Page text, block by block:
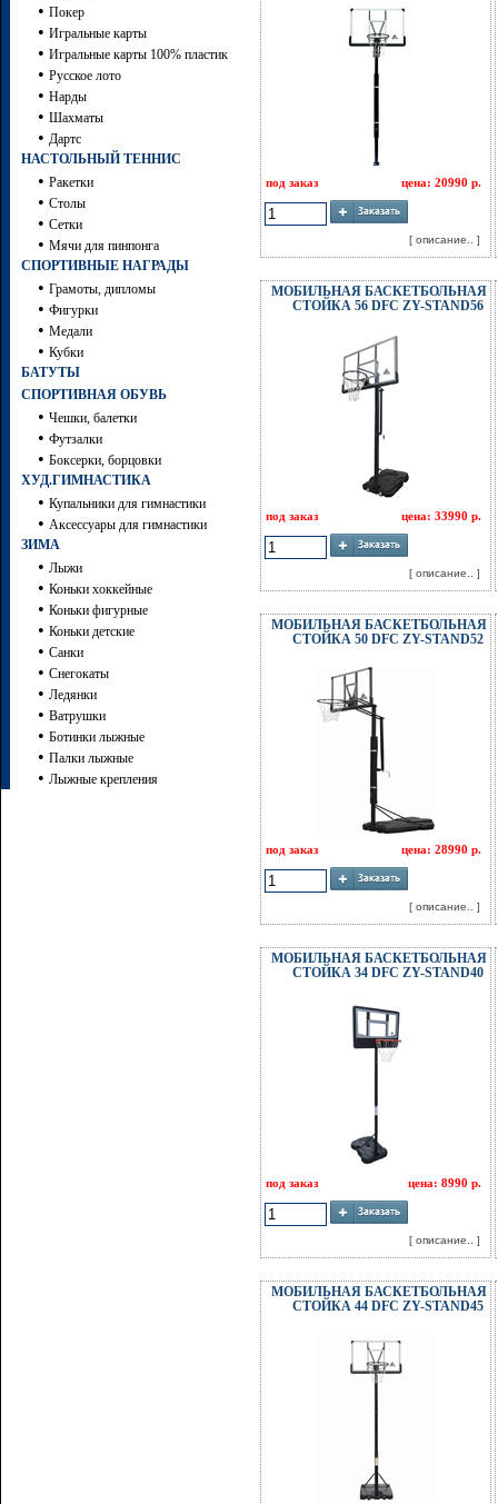
• Покер
• Игральные карты
• Игральные карты 100% пластик
• Русское лото
• Нарды
• Шахматы
• Дартc
НАСТОЛЬНЫЙ ТЕННИС
• Ракетки
• Столы
• Сетки
• Мячи для пинпонга
СПОРТИВНЫЕ НАГРАДЫ
• Грамоты, дипломы
• Фигурки
• Медали
• Кубки
БАТУТЫ
СПОРТИВНАЯ ОБУВЬ
• Чешки, балетки
• Футзалки
• Боксерки, борцовки
ХУД.ГИМНАСТИКА
• Купальники для гимнастики
• Аксессуары для гимнастики
ЗИМА
• Лыжи
• Коньки хоккейные
• Коньки фигурные
• Коньки детские
• Санки
• Снегокаты
• Ледянки
• Ватрушки
• Ботинки лыжные
• Палки лыжные
• Лыжные крепления
под заказ цена: 20990 р.
[ описание.. ]
МОБИЛЬНАЯ БАСКЕТБОЛЬНАЯ
СТОЙКА 56 DFC ZY-STAND56
под заказ цена: 33990 р.
[ описание.. ]
МОБИЛЬНАЯ БАСКЕТБОЛЬНАЯ
СТОЙКА 50 DFC ZY-STAND52
под заказ цена: 28990 р.
[ описание.. ]
МОБИЛЬНАЯ БАСКЕТБОЛЬНАЯ
СТОЙКА 34 DFC ZY-STAND40
под заказ цена: 8990 р.
[ описание.. ]
МОБИЛЬНАЯ БАСКЕТБОЛЬНАЯ
СТОЙКА 44 DFC ZY-STAND45